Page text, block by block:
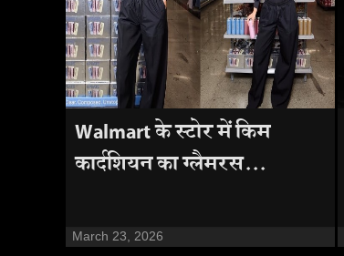
Walmart के स्टोर में किम
कार्दशियन का ग्लैमरस...
March 23, 2026